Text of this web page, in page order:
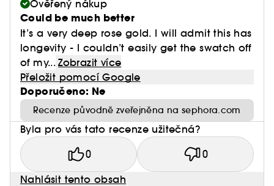
Ověřený nákup
Could be much better
It’s a very deep rose gold. I will admit this has
longevity - I couldn’t easily get the swatch off
of my... Zobrazit více
Přeložit pomocí Google
Doporučeno: Ne
Recenze původně zveřejněna na sephora.com
Byla pro vás tato recenze užitečná?
0 0
Nahlásit tento obsah